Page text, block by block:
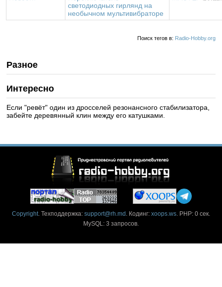
светодиодных гирлянд на
необычном мультивибраторе
Поиск тегов в: Radio-Hobby.org
Разное
Интересно
Если "ревёт" один из дросселей резонансного стабилизатора,
забейте деревянный клин между его катушками.
Copyright. Техподдержка: support@rh.md . Кодинг: xoops.ws. PHP: 0 сек.
MySQL: 3 запросов.